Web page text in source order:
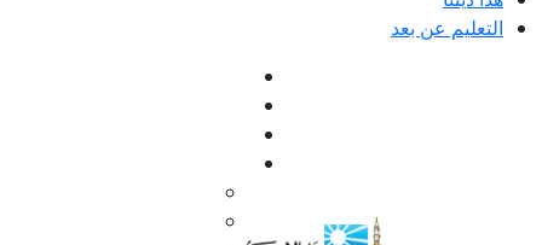
التعليم عن بعد